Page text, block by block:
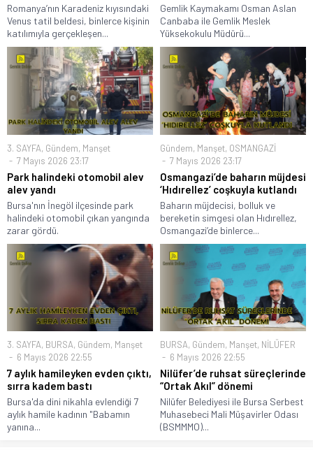
Romanya’nın Karadeniz kıyısındaki
Venus tatil beldesi, binlerce kişinin
katılımıyla gerçekleşen...
Gemlik Kaymakamı Osman Aslan
Canbaba ile Gemlik Meslek
Yüksekokulu Müdürü...
3. SAYFA, Gündem, Manşet
7 Mayıs 2026 23:17
Park halindeki otomobil alev
alev yandı
Bursa'nın İnegöl ilçesinde park
halindeki otomobil çıkan yangında
zarar gördü.
Gündem, Manşet, OSMANGAZİ
7 Mayıs 2026 23:17
Osmangazi’de baharın müjdesi
‘Hıdırellez’ coşkuyla kutlandı
Baharın müjdecisi, bolluk ve
bereketin simgesi olan Hıdırellez,
Osmangazi’de binlerce...
3. SAYFA, BURSA, Gündem, Manşet
6 Mayıs 2026 22:55
7 aylık hamileyken evden çıktı,
sırra kadem bastı
Bursa'da dini nikahla evlendiği 7
aylık hamile kadının "Babamın
yanına...
BURSA, Gündem, Manşet, NİLÜFER
6 Mayıs 2026 22:55
Nilüfer’de ruhsat süreçlerinde
“Ortak Akıl” dönemi
Nilüfer Belediyesi ile Bursa Serbest
Muhasebeci Mali Müşavirler Odası
(BSMMMO)...